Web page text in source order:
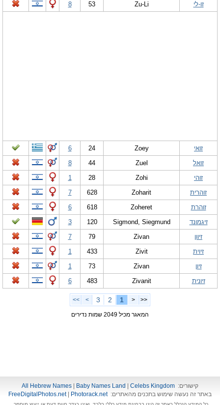
זו-לי
Zu-Li
53
8
זואי Zoey
24
6
זואל
Zuel
44
8
זוהי
Zohi
28
1
זוהרית
Zoharit
628
7
זוהרת
Zoheret
618
6
זיגמונד
Sigmond, Siegmund
120
3
זיוון
Zivan
79
7
זיוית
Zivit
433
1
זיון
Zivan
73
1
זיונית
Zivanit
483
6
<<
<
1
2
3
>
>>
המאגר מכיל 2049 שמות נדירים
קישורים: All Hebrew Names Baby Names Land
Celebs Kingdom
באתר זה נעשה שימוש בתכנים מהאתרים:
FreeDigitalPhotos.net| Photorack.net